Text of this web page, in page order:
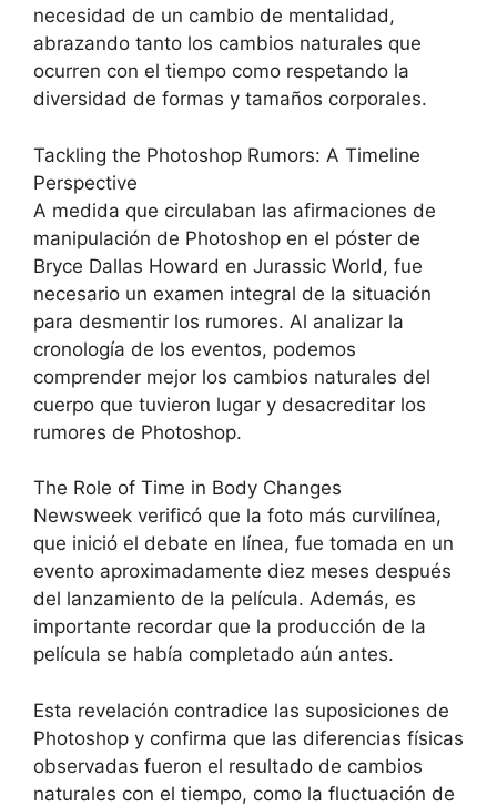
necesidad de un cambio de mentalidad,
abrazando tanto los cambios naturales que
ocurren con el tiempo como respetando la
diversidad de formas y tamaños corporales.
Tackling the Photoshop Rumors: A Timeline
Perspective
A medida que circulaban las afirmaciones de
manipulación de Photoshop en el póster de
Bryce Dallas Howard en Jurassic World, fue
necesario un examen integral de la situación
para desmentir los rumores. Al analizar la
cronología de los eventos, podemos
comprender mejor los cambios naturales del
cuerpo que tuvieron lugar y desacreditar los
rumores de Photoshop.
The Role of Time in Body Changes
Newsweek verificó que la foto más curvilínea,
que inició el debate en línea, fue tomada en un
evento aproximadamente diez meses después
del lanzamiento de la película. Además, es
importante recordar que la producción de la
película se había completado aún antes.
Esta revelación contradice las suposiciones de
Photoshop y confirma que las diferencias físicas
observadas fueron el resultado de cambios
naturales con el tiempo, como la fluctuación de